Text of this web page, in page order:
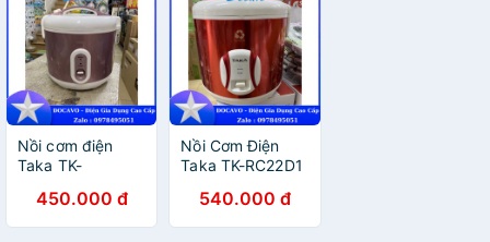
Nồi cơm điện
Taka TK-
THƯƠNG HIỆU
NHẬT BẢN
450.000 đ
Nồi Cơm Điện
Taka TK-RC22D1
chính hãng
Đocavo
540.000 đ